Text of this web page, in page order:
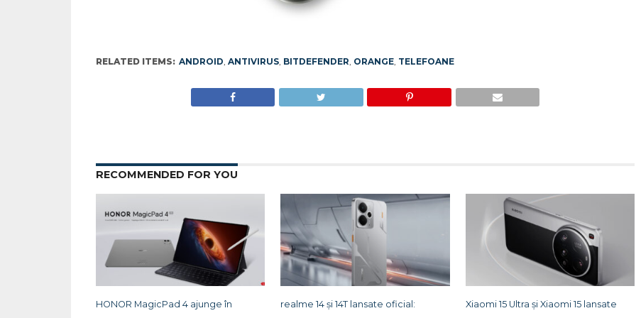
RELATED ITEMS: ANDROID ANTIVIRUS, BITDEFENDER ORANGE, TELEFOANE
RECOMMENDED FOR YOU
HONOR MagicPad 4 ajunge în realme 14 și 14T lansate oficial: Xiaomi 15 Ultra și Xiaomi 15 lansate